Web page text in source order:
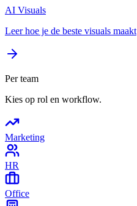
AI Visuals
Leer hoe je de beste visuals maakt
Per team
Kies op rol en workflow.
Marketing
HR
Office